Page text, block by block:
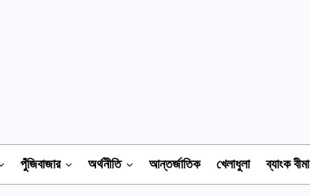
পুঁজিবাজার অর্থনীতি আন্তর্জাতিক খেলাধুলা ব্যাংক বীমা